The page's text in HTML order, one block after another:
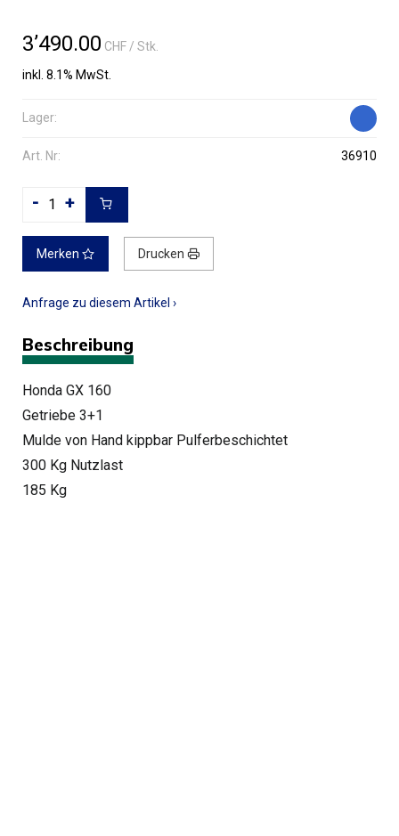
3’490.00 CHF/ Stk.
inkl. 8.1% MwSt.
Lager:
Art. Nr: 36910
- +
Merken Drucken
Anfrage zu diesem Artikel ›
Beschreibung
Honda GX 160
Getriebe 3+1
Mulde von Hand kippbar Pulferbeschichtet
300 Kg Nutzlast
185 Kg